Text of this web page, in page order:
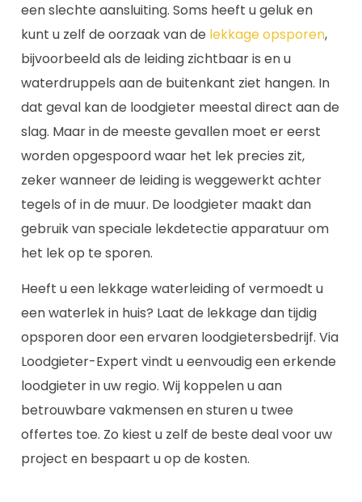
een slechte aansluiting. Soms heeft u geluk en
kunt u zelf de oorzaak van de lekkage opsporen,
bijvoorbeeld als de leiding zichtbaar is en u
waterdruppels aan de buitenkant ziet hangen. In
dat geval kan de loodgieter meestal direct aan de
slag. Maar in de meeste gevallen moet er eerst
worden opgespoord waar het lek precies zit,
zeker wanneer de leiding is weggewerkt achter
tegels of in de muur. De loodgieter maakt dan
gebruik van speciale lekdetectie apparatuur om
het lek op te sporen.
Heeft u een lekkage waterleiding of vermoedt u
een waterlek in huis? Laat de lekkage dan tijdig
opsporen door een ervaren loodgietersbedrijf. Via
Loodgieter-Expert vindt u eenvoudig een erkende
loodgieter in uw regio. Wij koppelen u aan
betrouwbare vakmensen en sturen u twee
offertes toe. Zo kiest u zelf de beste deal voor uw
project en bespaart u op de kosten.